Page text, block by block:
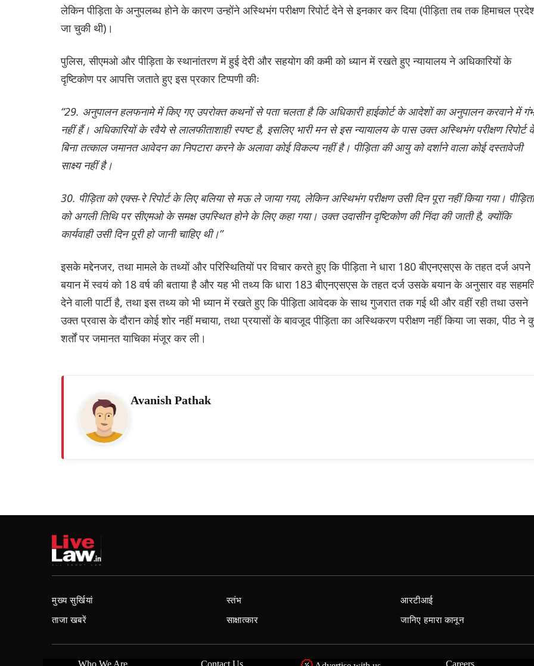
लेकिन पीड़िता के अनुपलब्ध होने के कारण उन्होंने अस्थिभंग परीक्षण रिपोर्ट देने से इनकार कर दिया (पीड़िता तब तक हिमाचल
जा चुकी थी)।
पुलिस, सीएमओ और पीड़िता के स्थानांतरण में हुई देरी और सहयोग की कमी को ध्यान में रखते हुए न्यायालय ने अधिकारियों के
दृष्टिकोण पर आपत्ति जताते हुए इस प्रकार टिप्पणी कीः
“29. अनुपालन हलफनामे में किए गए उपरोक्त कथनों से पता चलता है कि अधिकारी हाईकोर्ट के आदेशों का अनुपालन करवाने में
नहीं हैं। अधिकारियों के रवैये से लालफीताशाही स्पष्ट है, इसलिए भारी मन से इस न्यायालय के पास उक्त अस्थिभंग परीक्षण रिपोर्ट
बिना तत्काल जमानत आवेदन का निपटारा करने के अलावा कोई विकल्प नहीं है। पीड़िता की आयु को दर्शाने वाला कोई दस्तावेजी
साक्ष्य नहीं है।
30. पीड़िता को एक्स-रे रिपोर्ट के लिए बलिया से मऊ ले जाया गया, लेकिन अस्थिभंग परीक्षण उसी दिन पूरा नहीं किया गया। पीड़िता
को अगली तिथि पर सीएमओ के समक्ष उपस्थित होने के लिए कहा गया। उक्त उदासीन दृष्टिकोण की निंदा की जाती है, क्योंकि
कार्यवाही उसी दिन पूरी हो जानी चाहिए थी।”
इसके मद्देनजर, तथा मामले के तथ्यों और परिस्थितियों पर विचार करते हुए कि पीड़िता ने धारा 180 बीएनएसएस के तहत दर्ज अपने
बयान में स्वयं को 18 वर्ष की बताया है और यह भी तथ्य कि धारा 183 बीएनएसएस के तहत दर्ज उसके बयान के अनुसार वह
देने वाली पार्टी है, तथा इस तथ्य को भी ध्यान में रखते हुए कि पीड़िता आवेदक के साथ गुजरात तक गई थी और वहीं रही तथा उसने
उक्त प्रवास के दौरान कोई शोर नहीं मचाया, तथा प्रयासों के बावजूद पीड़िता का अस्थिकरण परीक्षण नहीं किया जा सका, पीठ ने
शर्तों पर जमानत याचिका मंजूर कर ली।
Avanish Pathak
मुख्य सुर्खियां
ताजा खबरें
स्तंभ
साक्षात्कार
आरटीआई
जानिए हमारा कानून
Who We Are Contact Us Careers